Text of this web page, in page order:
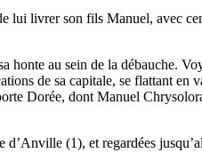
lui livrer son fils Manuel, avec
au sein de la débauche.
de sa capitale, se flattant en
Dorée, dont Manuel
(1), et regardées